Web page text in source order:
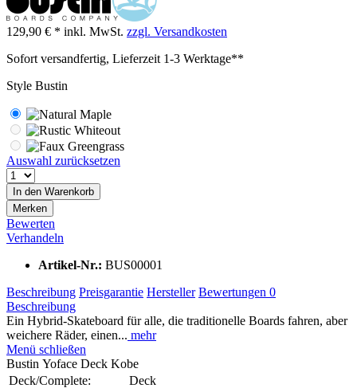
129,90 € * inkl. MwSt. zzgl. Versandkosten
Sofort versandfertig, Lieferzeit 1-3 Werktage**
Style Bustin
Auswahl zurücksetzen
In den Warenkorb
Merken
Bewerten
Verhandeln
Artikel-Nr.: BUS00001
Beschreibung Preisgarantie Hersteller Bewertungen 0
Beschreibung
Ein Hybrid-Skateboard für alle, die traditionelle Boards fahren, aber
weichere Räder, einen... mehr
Menü schließen
Bustin Yoface Deck Kobe
Deck/Complete:
Deck